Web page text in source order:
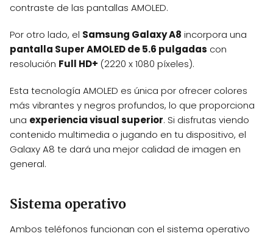
contraste de las pantallas AMOLED.
Por otro lado, el Samsung Galaxy A8 incorpora una
pantalla Super AMOLED de 5.6 pulgadas con
resolución Full HD+ (2220 x 1080 píxeles).
Esta tecnología AMOLED es única por ofrecer colores
más vibrantes y negros profundos, lo que proporciona
una experiencia visual superior. Si disfrutas viendo
contenido multimedia o jugando en tu dispositivo, el
Galaxy A8 te dará una mejor calidad de imagen en
general.
Sistema operativo
Ambos teléfonos funcionan con el sistema operativo